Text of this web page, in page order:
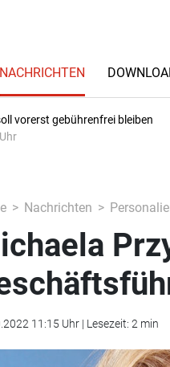
NACHRICHTEN
vorerst gebührenfrei bleiben
Nachrichten
11:15 Uhr | Lesezeit: 2 min